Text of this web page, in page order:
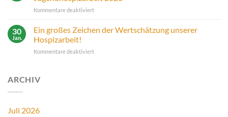
Kommentare deaktiviertfür
Kinder-
30
Jan.
Ein großes Zeichen der Wertschätzung unserer
Hospizarbeit!
Kommentare deaktiviertfür
ARCHIV
Juli 2026